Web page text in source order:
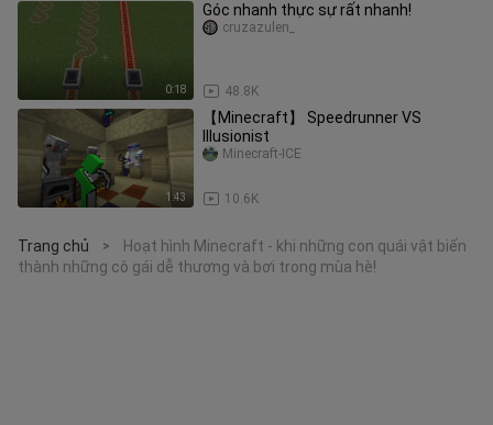
0:18
Góc nhanh thực sự rất nhanh!
48.8K
cruzazulen_
1:43
【Minecraft】 Speedrunner VS
Illusionist
10.6K
Minecraft-ICE
Trang chủ >
Hoạt hình Minecraft - khi những con quái vật biến
thành những cô gái dễ thương và bơi trong mùa hè!